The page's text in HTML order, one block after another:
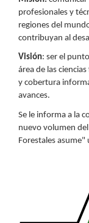
profesionales y
regiones del
contribuyan al
Visión: ser el
área de las
y cobertura
avances.
Se le informa a la
nuevo volumen
Forestales